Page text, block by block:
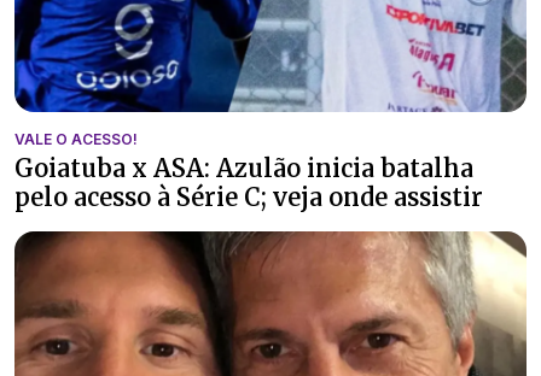
VALE O ACESSO!
Goiatuba x ASA: Azulão inicia batalha
pelo acesso à Série C; veja onde assistir